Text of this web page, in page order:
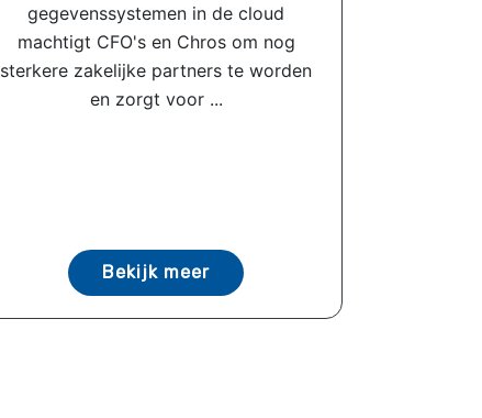
gegevenssystemen in de cloud
machtigt CFO's en Chros om nog
sterkere zakelijke partners te worden
en zorgt voor ...
Bekijk meer